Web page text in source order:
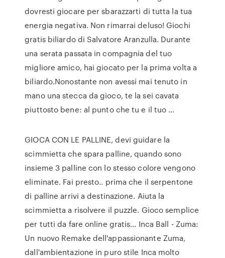
dovresti giocare per sbarazzarti di tutta la tua
energia negativa. Non rimarrai deluso! Giochi
gratis biliardo di Salvatore Aranzulla. Durante
una serata passata in compagnia del tuo
migliore amico, hai giocato per la prima volta a
biliardo.Nonostante non avessi mai tenuto in
mano una stecca da gioco, te la sei cavata
piuttosto bene: al punto che tu e il tuo …
GIOCA CON LE PALLINE, devi guidare la
scimmietta che spara palline, quando sono
insieme 3 palline con lo stesso colore vengono
eliminate. Fai presto.. prima che il serpentone
di palline arrivi a destinazione. Aiuta la
scimmietta a risolvere il puzzle. Gioco semplice
per tutti da fare online gratis… Inca Ball - Zuma:
Un nuovo Remake dell'appassionante Zuma,
dall'ambientazione in puro stile Inca molto